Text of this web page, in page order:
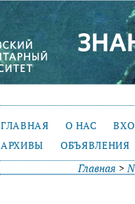
ГЛАВНАЯ О НАС
АРХИВЫ
ОБЪЯВЛЕНИЯ
Главная >